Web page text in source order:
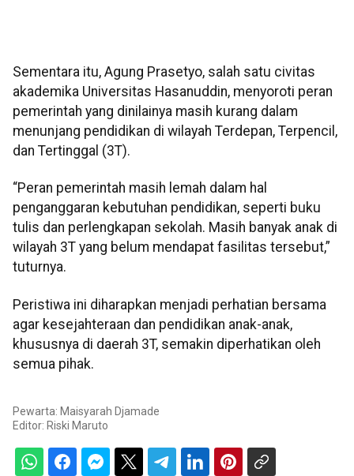
Sementara itu, Agung Prasetyo, salah satu civitas
akademika Universitas Hasanuddin, menyoroti peran
pemerintah yang dinilainya masih kurang dalam
menunjang pendidikan di wilayah Terdepan, Terpencil,
dan Tertinggal (3T).
“Peran pemerintah masih lemah dalam hal
penganggaran kebutuhan pendidikan, seperti buku
tulis dan perlengkapan sekolah. Masih banyak anak di
wilayah 3T yang belum mendapat fasilitas tersebut,”
tuturnya.
Peristiwa ini diharapkan menjadi perhatian bersama
agar kesejahteraan dan pendidikan anak-anak,
khususnya di daerah 3T, semakin diperhatikan oleh
semua pihak.
Pewarta: Maisyarah Djamade
Editor: Riski Maruto